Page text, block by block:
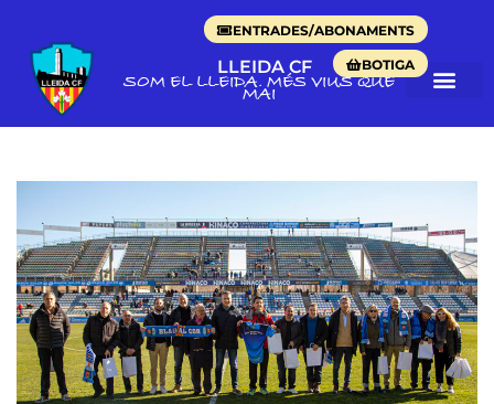
ENTRADES/ABONAMENTS
BOTIGA
LLEIDA CF
SOM EL LLEIDA. MÉS VIUS QUE
MAI